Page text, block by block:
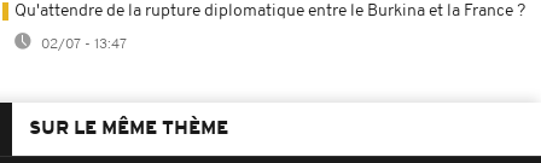
Qu'attendre de la rupture diplomatique entre le Burkina et la France ?
02/07 - 13:47
SUR LE MÊME THÈME